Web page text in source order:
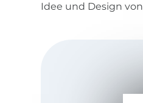
Idee und Design von